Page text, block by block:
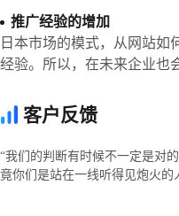
推广经验的增加
日本市场的模式，从网站
经验。所以，在未来企业也
客户反馈
“我们的判断有时候不一定是对
竟你们是站在一线听得见炮火的